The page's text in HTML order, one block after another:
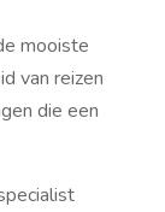
mooiste
van reizen
die een